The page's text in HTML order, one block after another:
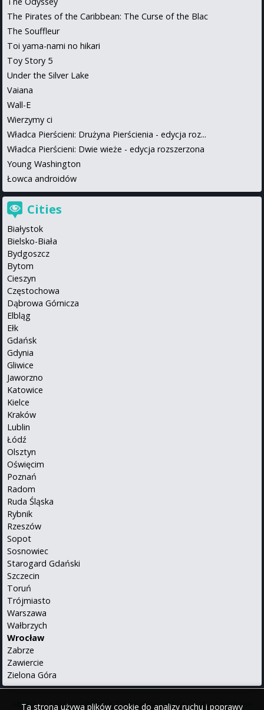
Ta strona używa plików cookie do analizy ruchu i poprawy
The Pirates of the Caribbean: The Curse of the Blac
The Souffleur
Toi yama-nami no hikari
Toy Story 5
Under the Silver Lake
Vaiana
Wall-E
Wierzymy ci
Władca Pierścieni: Drużyna Pierścienia - edycja roz...
Władca Pierścieni: Dwie wieże - edycja rozszerzona
Young Washington
Łowca androidów
Cities
Białystok
Bielsko-Biała
Bydgoszcz
Bytom
Cieszyn
Częstochowa
Dąbrowa Górnicza
Elbląg
Ełk
Gdańsk
Gdynia
Gliwice
Jaworzno
Katowice
Kielce
Kraków
Lublin
Łódź
Olsztyn
Oświęcim
Poznań
Radom
Ruda Śląska
Rybnik
Rzeszów
Sopot
Sosnowiec
Starogard Gdański
Szczecin
Toruń
Trójmiasto
Warszawa
Wałbrzych
Wrocław
Zabrze
Zawiercie
Zielona Góra
About us•Privacy Policy• Translations info•Contact•iPhone